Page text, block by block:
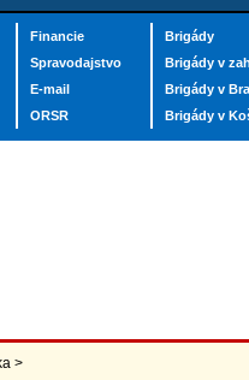
Financie
Spravodajstvo
E-mail
ORSR
Brigády
Brigády v
Brigády v
Brigády v
>